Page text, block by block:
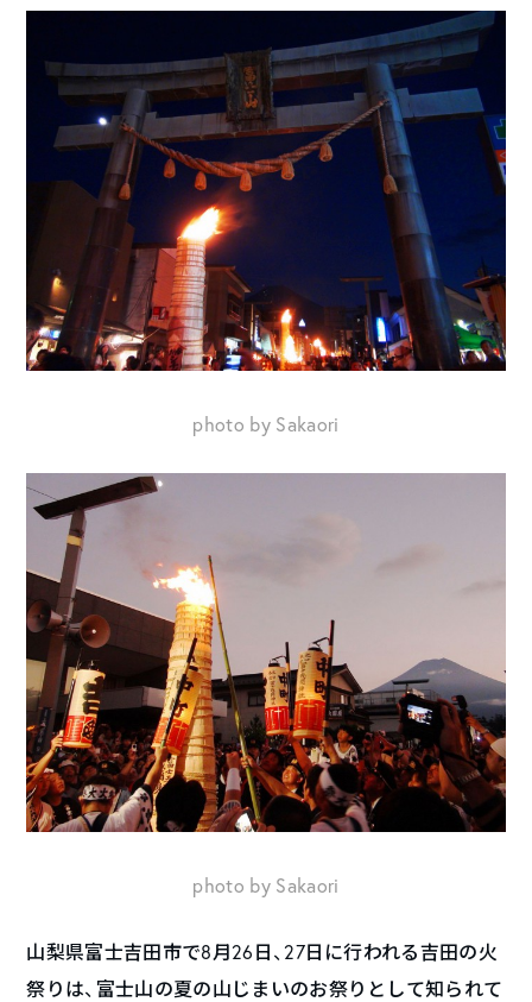
photo by Sakaori
photo by Sakaori
山梨県富士吉田市で8月26日、27日に行われる吉田の火
祭りは、富士山の夏の山じまいのお祭りとして知られて